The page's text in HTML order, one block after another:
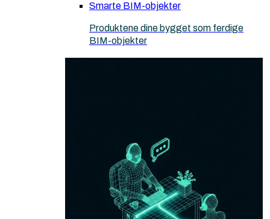
Smarte BIM-objekter
Produktene dine bygget som ferdige
BIM-objekter